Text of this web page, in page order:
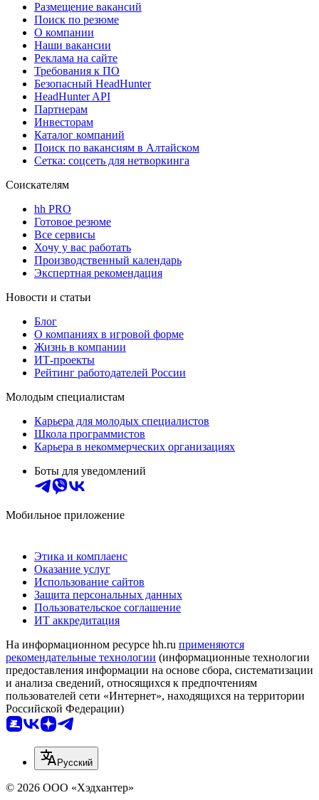
Размещение вакансий
Поиск по резюме
О компании
Наши вакансии
Реклама на сайте
Требования к ПО
Безопасный HeadHunter
HeadHunter API
Партнерам
Инвесторам
Каталог компаний
Поиск по вакансиям в Алтайском
Сетка: соцсеть для нетворкинга
Соискателям
hh PRO
Готовое резюме
Все сервисы
Хочу у вас работать
Производственный календарь
Экспертная рекомендация
Новости и статьи
Блог
О компаниях в игровой форме
Жизнь в компании
ИТ-проекты
Рейтинг работодателей России
Молодым специалистам
Карьера для молодых специалистов
Школа программистов
Карьера в некоммерческих организациях
Боты для уведомлений
Мобильное приложение
Этика и комплаенс
Оказание услуг
Использование сайтов
Защита персональных данных
Пользовательское соглашение
ИТ аккредитация
На информационном ресурсе hh.ru применяются
рекомендательные технологии (информационные технологии
предоставления информации на основе сбора, систематизации
и анализа сведений, относящихся к предпочтениям
пользователей сети «Интернет», находящихся на территории
Российской Федерации)
Русский
© 2026 ООО «Хэдхантер»